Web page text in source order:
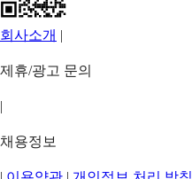
회사소개 |
제휴/광고 문의
|
채용정보